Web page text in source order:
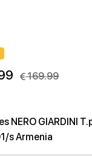
169.99
NERO GIARDINI
s Armenia